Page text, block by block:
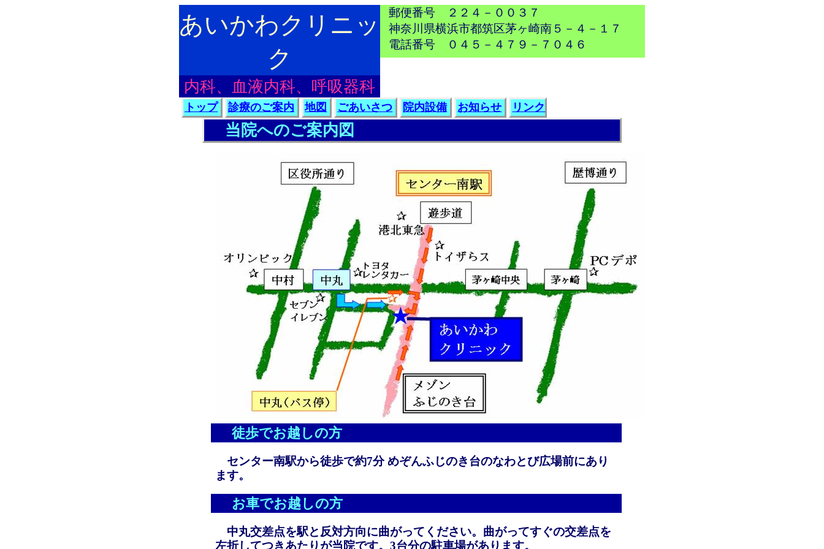
あいかわクリニッ
ク
内科、血液内科、呼吸器科
郵便番号 ２２４－００３７
神奈川県横浜市都筑区茅ヶ崎南５－４－１７
電話番号 ０４５－４７９－７０４６
トップ 診療のご案内 地図 ごあいさつ 院内設備 お知らせ リンク
当院へのご案内図
徒歩でお越しの方
センター南駅から徒歩で約7分 めぞんふじのき台のなわとび広場前にあり
ます。
お車でお越しの方
中丸交差点を駅と反対方向に曲がってください。曲がってすぐの交差点を
左折してつきあたりが当院です。3台分の駐車場があります。